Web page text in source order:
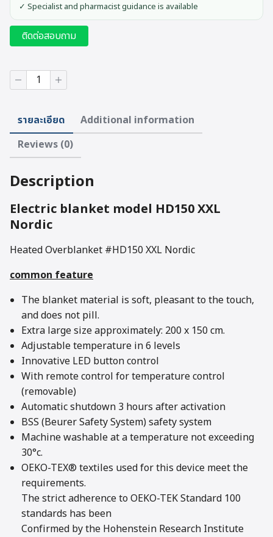
✓ Specialist and pharmacist guidance is available
ติดต่อสอบถาม
Electric
blanket
XXL
Nordic
quantity
รายละเอียด
Additional information
Reviews (0)
Description
Electric blanket model HD150 XXL
Nordic
Heated Overblanket #HD150 XXL Nordic
common feature
The blanket material is soft, pleasant to the touch,
and does not pill.
Extra large size approximately: 200 x 150 cm.
Adjustable temperature in 6 levels
Innovative LED button control
With remote control for temperature control
(removable)
Automatic shutdown 3 hours after activation
BSS (Beurer Safety System) safety system
Machine washable at a temperature not exceeding
30°c.
OEKO-TEX® textiles used for this device meet the
requirements.
The strict adherence to OEKO-TEK Standard 100
standards has been
Confirmed by the Hohenstein Research Institute